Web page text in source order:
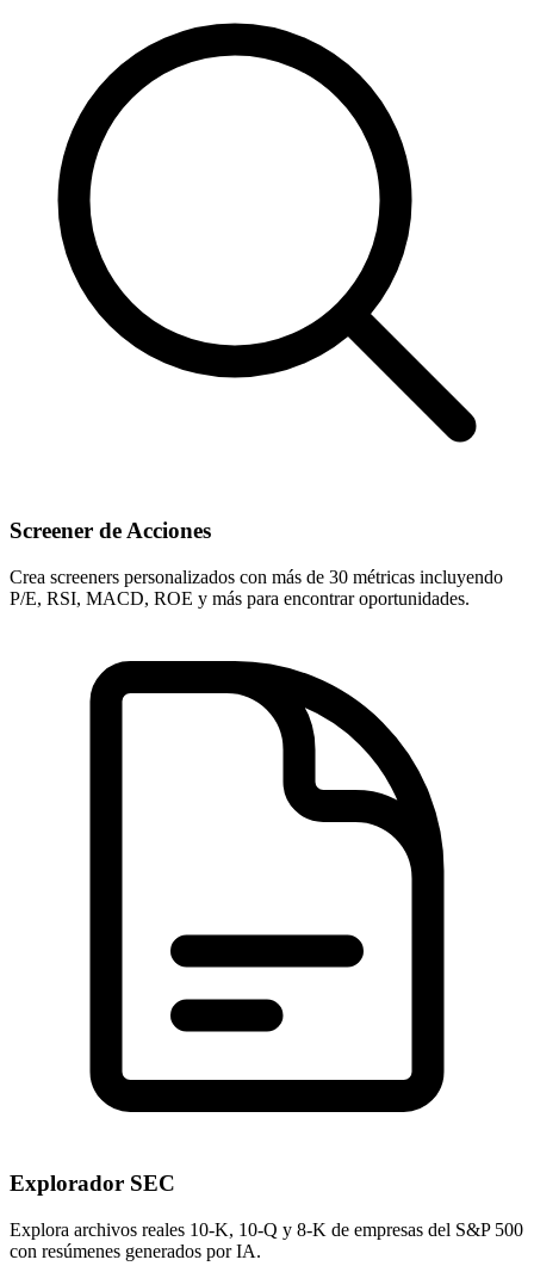
Screener de Acciones
Crea screeners personalizados con más de 30 métricas incluyendo
P/E, RSI, MACD, ROE y más para encontrar oportunidades.
Explorador SEC
Explora archivos reales 10-K, 10-Q y 8-K de empresas del S&P 500
con resúmenes generados por IA.